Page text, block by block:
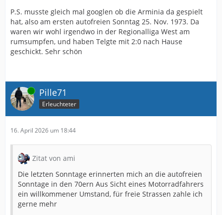
P.S. musste gleich mal googlen ob die Arminia da gespielt
hat, also am ersten autofreien Sonntag 25. Nov. 1973. Da
waren wir wohl irgendwo in der Regionalliga West am
rumsumpfen, und haben Telgte mit 2:0 nach Hause
geschickt. Sehr schön
Online Pille71
Erleuchteter
16. April 2026 um 18:44
Zitat von ami
Die letzten Sonntage erinnerten mich an die autofreien
Sonntage in den 70ern Aus Sicht eines Motorradfahrers
ein willkommener Umstand, für freie Strassen zahle ich
gerne mehr